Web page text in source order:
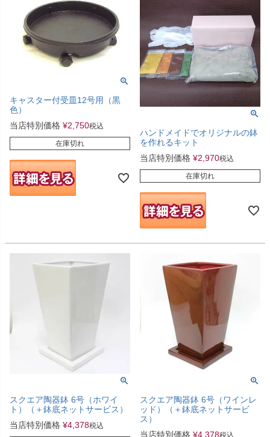
キャスター付受皿12号用（黒
色）
当店特別価格 ¥2,750税込
在庫切れ
ハンドメイドでオリジナルの鉢
を作れるキット
当店特別価格 ¥2,970税込
在庫切れ
スクエア陶器鉢 6号（ホワイ
ト）（＋鉢底ネットサービス）
当店特別価格 ¥4,378税込
スクエア陶器鉢 6号（ワインレ
ッド）（＋鉢底ネットサービ
ス）
当店特別価格 ¥4,378税込